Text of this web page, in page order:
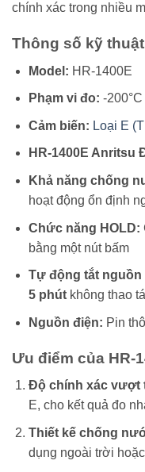
chính xác trong nhiều
Thông số kỹ thuật
Model: HR-1400E
Phạm vi đo: -
Cảm biến: Loại E
HR-1400E Anritsu
Khả năng chống
hoạt động ổn định
Chức năng HOLD:
bằng một nút bấm
Tự động tắt nguồn
5 phútkhông thao
Nguồn điện: Pin
Ưu điểm của HR-
Độ chính xác vượt
E, cho kết quả đo
Thiết kế chống
dụng ngoài trời